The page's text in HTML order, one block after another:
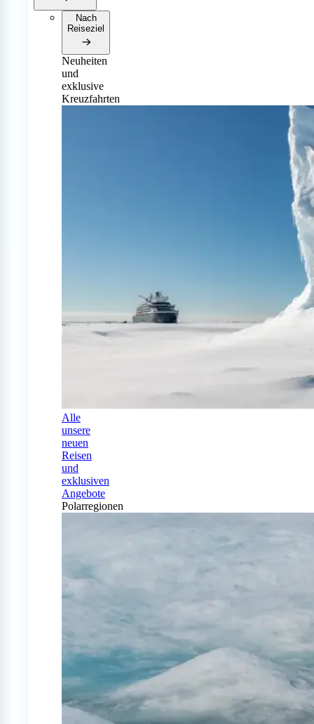
Nach
Reiseziel
Neuheiten
und
exklusive
Kreuzfahrten
Alle
unsere
neuen
Reisen
und
exklusiven
Angebote
Polarregionen